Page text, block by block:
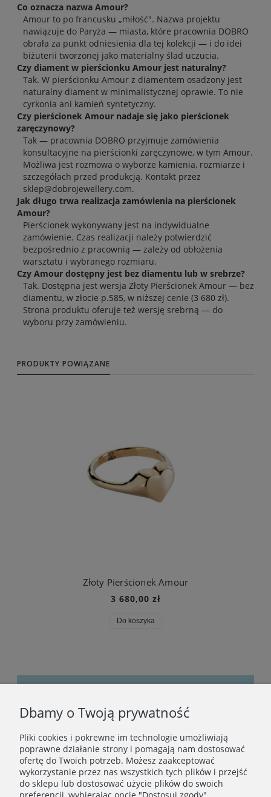
Co oznacza nazwa Amour?
Amour to po francusku „miłość". Nazwa projektu
nawiązuje do Paryża — miasta, które pracownia DOBRO
obrała za punkt odniesienia dla tej kolekcji — i do idei
biżuterii tworzonej jako materialny ślad uczucia.
Czy diament w pierścionku Amour jest naturalny?
Tak. W pierścionku Amour z diamentem osadzony jest
naturalny diament w minimalistycznej oprawie. To nie
cyrkonia ani kamień syntetyczny.
Czy pierścionek Amour nadaje się jako pierścionek
zaręczynowy?
Tak — pracownia DOBRO przyjmuje zamówienia
konsultacyjne na pierścionki zaręczynowe, w tym Amour.
Możliwa jest rozmowa o wyborze kamienia, rozmiarze i
szczegółach przed produkcją. Kontakt przez
sklep@dobrojewellery.com.
Jak długo trwa realizacja zamówienia na pierścionek
Amour?
Pierścionek wykonywany jest na indywidualne
zamówienie. Czas realizacji należy potwierdzić
bezpośrednio z pracownią — zależy od obłożenia
warsztatu i wybranego rozmiaru.
Czy Amour dostępny jest bez diamentu lub w srebrze?
Tak. Dostępna jest wersja Złoty Pierścionek Amour — bez
diamentu, w złocie p.585, w niższej cenie (3 680 zł).
Strona produktu oferuje też wersję srebrną — do
wyboru przy zamówieniu.
PRODUKTY POWIĄZANE
Złoty Pierścionek Amour
3 680,00 zł
Do koszyka
Bądźmy w kontakcie
Podaj swój adres e-mail, jeżeli chcesz otrzymywać
informacje o nowościach i promocjach.
Dbamy o Twoją prywatność
Pliki cookies i pokrewne im technologie umożliwiają
poprawne działanie strony i pomagają nam dostosować
ofertę do Twoich potrzeb. Możesz zaakceptować
wykorzystanie przez nas wszystkich tych plików i przejść
do sklepu lub dostosować użycie plików do swoich